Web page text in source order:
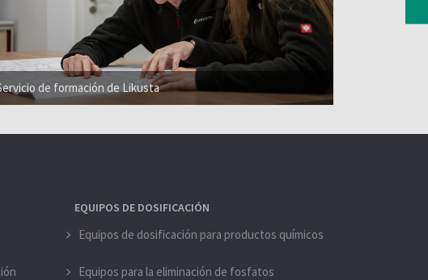
de formación de Likusta
EQUIPOS DE DOSIFICACIÓN
Equipos de dosificación para productos químicos
Equipos para la eliminación de fosfatos